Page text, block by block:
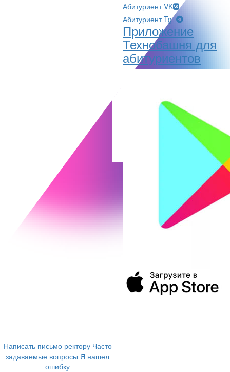
Написать письмо ректору Часто
задаваемые вопросы Я нашел
ошибку
Абитуриент VK
Абитуриент Tg
Приложение
Технобашня для
абитуриентов